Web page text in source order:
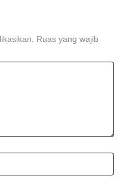
Ruas yang wajib